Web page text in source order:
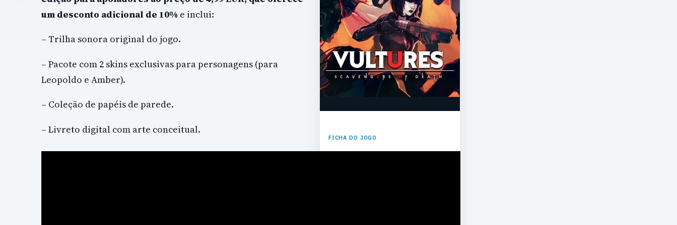
FICHA DO JOGO
um desconto adicional de 10% e inclui:
– Trilha sonora original do jogo.
– Pacote com 2 skins exclusivas para personagens (para
Leopoldo e Amber).
– Coleção de papéis de parede.
– Livreto digital com arte conceitual.